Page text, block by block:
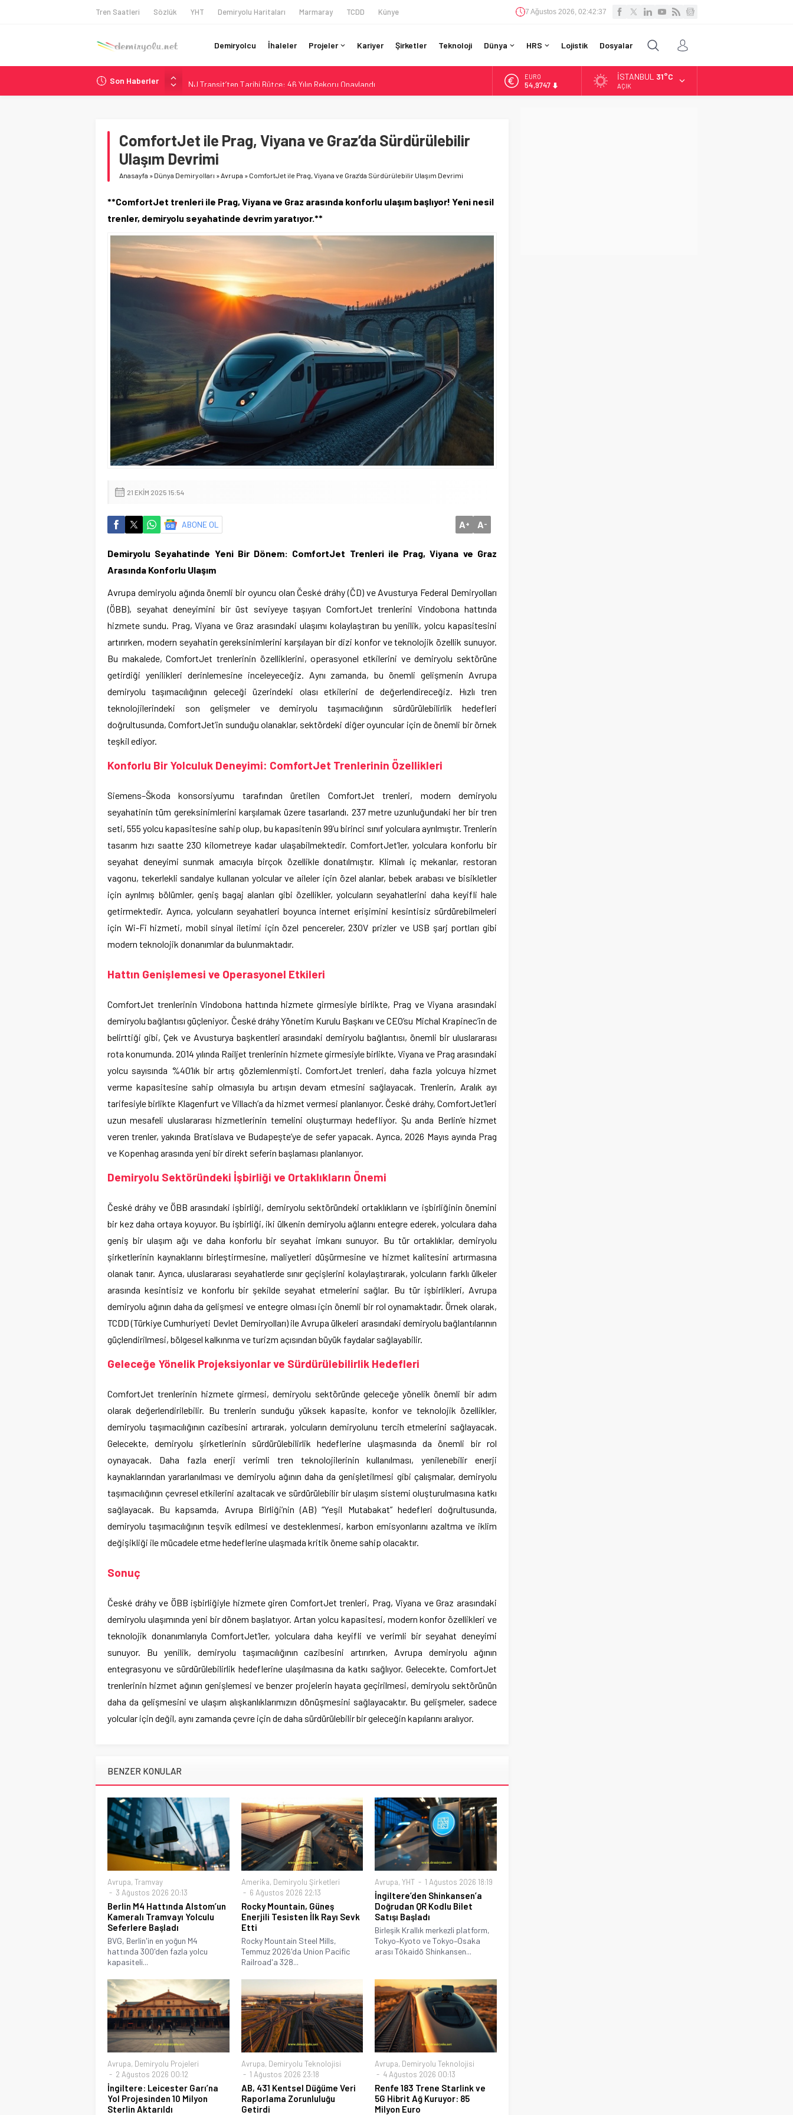
Tren Saatleri Sözlük YHT Demiryolu Haritaları Marmaray TCDD Künye 7 Ağustos 2026, 02:42:38
Demiryolcu İhaleler Projeler Kariyer Şirketler Teknoloji Dünya HRS Lojistik Dosyalar
Son Haberler
NJ Transit’ten Tarihi Bütçe: 46 Yılın Rekoru Onaylandı
Rocky Mountain, Güneş Enerjili Tesisten İlk Rayı Sevk Etti
Long Beach Limanı’na 58 Milyon Dolarlık Yeşil Yatırım Ödülü
Chicago’da Metra Polisi BVLOS Drone’larla Müdahale Süresini Kısalttı
ALTIN
6.499,25
İSTANBUL 31°C
AÇIK
ComfortJet ile Prag, Viyana ve Graz’da Sürdürülebilir
Ulaşım Devrimi
Anasayfa » Dünya Demiryolları »Avrupa » ComfortJet ile Prag, Viyana ve Graz’da Sürdürülebilir Ulaşım Devrimi
**ComfortJet trenleri ile Prag, Viyana ve Graz arasında konforlu ulaşım başlıyor! Yeni nesil
trenler, demiryolu seyahatinde devrim yaratıyor.**
21 EKIM 2025 15:54
ABONE OL A+ A-
Demiryolu Seyahatinde Yeni Bir Dönem: ComfortJet Trenleri ile Prag, Viyana ve Graz
Arasında Konforlu Ulaşım
Avrupa demiryolu ağında önemli bir oyuncu olan České dráhy (ČD) ve Avusturya Federal Demiryolları
(ÖBB), seyahat deneyimini bir üst seviyeye taşıyan ComfortJet trenlerini Vindobona hattında
hizmete sundu. Prag, Viyana ve Graz arasındaki ulaşımı kolaylaştıran bu yenilik, yolcu kapasitesini
artırırken, modern seyahatin gereksinimlerini karşılayan bir dizi konfor ve teknolojik özellik sunuyor.
Bu makalede, ComfortJet trenlerinin özelliklerini, operasyonel etkilerini ve demiryolu sektörüne
getirdiği yenilikleri derinlemesine inceleyeceğiz. Aynı zamanda, bu önemli gelişmenin Avrupa
demiryolu taşımacılığının geleceği üzerindeki olası etkilerini de değerlendireceğiz. Hızlı tren
teknolojilerindeki son gelişmeler ve demiryolu taşımacılığının sürdürülebilirlik hedefleri
doğrultusunda, ComfortJet’in sunduğu olanaklar, sektördeki diğer oyuncular için de önemli bir örnek
teşkil ediyor.
Konforlu Bir Yolculuk Deneyimi: ComfortJet Trenlerinin Özellikleri
Siemens–Škoda konsorsiyumu tarafından üretilen ComfortJet trenleri, modern demiryolu
seyahatinin tüm gereksinimlerini karşılamak üzere tasarlandı. 237 metre uzunluğundaki her bir tren
seti, 555 yolcu kapasitesine sahip olup, bu kapasitenin 99’u birinci sınıf yolculara ayrılmıştır. Trenlerin
tasarım hızı saatte 230 kilometreye kadar ulaşabilmektedir. ComfortJet’ler, yolculara konforlu bir
seyahat deneyimi sunmak amacıyla birçok özellikle donatılmıştır. Klimalı iç mekanlar, restoran
vagonu, tekerlekli sandalye kullanan yolcular ve aileler için özel alanlar, bebek arabası ve bisikletler
için ayrılmış bölümler, geniş bagaj alanları gibi özellikler, yolcuların seyahatlerini daha keyifli hale
getirmektedir. Ayrıca, yolcuların seyahatleri boyunca internet erişimini kesintisiz sürdürebilmeleri
için Wi-Fi hizmeti, mobil sinyal iletimi için özel pencereler, 230V prizler ve USB şarj portları gibi
modern teknolojik donanımlar da bulunmaktadır.
Hattın Genişlemesi ve Operasyonel Etkileri
ComfortJet trenlerinin Vindobona hattında hizmete girmesiyle birlikte, Prag ve Viyana arasındaki
demiryolu bağlantısı güçleniyor. České dráhy Yönetim Kurulu Başkanı ve CEO’su Michal Krapinec’in de
belirttiği gibi, Çek ve Avusturya başkentleri arasındaki demiryolu bağlantısı, önemli bir uluslararası
rota konumunda. 2014 yılında Railjet trenlerinin hizmete girmesiyle birlikte, Viyana ve Prag arasındaki
yolcu sayısında %40’lık bir artış gözlemlenmişti. ComfortJet trenleri, daha fazla yolcuya hizmet
verme kapasitesine sahip olmasıyla bu artışın devam etmesini sağlayacak. Trenlerin, Aralık ayı
tarifesiyle birlikte Klagenfurt ve Villach’a da hizmet vermesi planlanıyor. České dráhy, ComfortJet’leri
uzun mesafeli uluslararası hizmetlerinin temelini oluşturmayı hedefliyor. Şu anda Berlin’e hizmet
veren trenler, yakında Bratislava ve Budapeşte’ye de sefer yapacak. Ayrıca, 2026 Mayıs ayında Prag
ve Kopenhag arasında yeni bir direkt seferin başlaması planlanıyor.
Demiryolu Sektöründeki İşbirliği ve Ortaklıkların Önemi
České dráhy ve ÖBB arasındaki işbirliği, demiryolu sektöründeki ortaklıkların ve işbirliğinin önemini
bir kez daha ortaya koyuyor. Bu işbirliği, iki ülkenin demiryolu ağlarını entegre ederek, yolculara daha
geniş bir ulaşım ağı ve daha konforlu bir seyahat imkanı sunuyor. Bu tür ortaklıklar, demiryolu
şirketlerinin kaynaklarını birleştirmesine, maliyetleri düşürmesine ve hizmet kalitesini artırmasına
olanak tanır. Ayrıca, uluslararası seyahatlerde sınır geçişlerini kolaylaştırarak, yolcuların farklı ülkeler
arasında kesintisiz ve konforlu bir şekilde seyahat etmelerini sağlar. Bu tür işbirlikleri, Avrupa
demiryolu ağının daha da gelişmesi ve entegre olması için önemli bir rol oynamaktadır. Örnek olarak,
TCDD (Türkiye Cumhuriyeti Devlet Demiryolları) ile Avrupa ülkeleri arasındaki demiryolu bağlantılarının
güçlendirilmesi, bölgesel kalkınma ve turizm açısından büyük faydalar sağlayabilir.
Geleceğe Yönelik Projeksiyonlar ve Sürdürülebilirlik Hedefleri
ComfortJet trenlerinin hizmete girmesi, demiryolu sektöründe geleceğe yönelik önemli bir adım
olarak değerlendirilebilir. Bu trenlerin sunduğu yüksek kapasite, konfor ve teknolojik özellikler,
demiryolu taşımacılığının cazibesini artırarak, yolcuların demiryolunu tercih etmelerini sağlayacak.
Gelecekte, demiryolu şirketlerinin sürdürülebilirlik hedeflerine ulaşmasında da önemli bir rol
oynayacak. Daha fazla enerji verimli tren teknolojilerinin kullanılması, yenilenebilir enerji
kaynaklarından yararlanılması ve demiryolu ağının daha da genişletilmesi gibi çalışmalar, demiryolu
taşımacılığının çevresel etkilerini azaltacak ve sürdürülebilir bir ulaşım sistemi oluşturulmasına katkı
sağlayacak. Bu kapsamda, Avrupa Birliği’nin (AB) “Yeşil Mutabakat” hedefleri doğrultusunda,
demiryolu taşımacılığının teşvik edilmesi ve desteklenmesi, karbon emisyonlarını azaltma ve iklim
değişikliği ile mücadele etme hedeflerine ulaşmada kritik öneme sahip olacaktır.
Sonuç
České dráhy ve ÖBB işbirliğiyle hizmete giren ComfortJet trenleri, Prag, Viyana ve Graz arasındaki
demiryolu ulaşımında yeni bir dönem başlatıyor. Artan yolcu kapasitesi, modern konfor özellikleri ve
teknolojik donanımlarıyla ComfortJet’ler, yolculara daha keyifli ve verimli bir seyahat deneyimi
sunuyor. Bu yenilik, demiryolu taşımacılığının cazibesini artırırken, Avrupa demiryolu ağının
entegrasyonu ve sürdürülebilirlik hedeflerine ulaşılmasına da katkı sağlıyor. Gelecekte, ComfortJet
trenlerinin hizmet ağının genişlemesi ve benzer projelerin hayata geçirilmesi, demiryolu sektörünün
daha da gelişmesini ve ulaşım alışkanlıklarımızın dönüşmesini sağlayacaktır. Bu gelişmeler, sadece
yolcular için değil, aynı zamanda çevre için de daha sürdürülebilir bir geleceğin kapılarını aralıyor.
BENZER KONULAR
Avrupa, Tramvay
3 Ağustos 2026 20:13
Berlin M4 Hattında Alstom’un
Kameralı Tramvayı Yolculu
Seferlere Başladı
BVG, Berlin'in en yoğun M4
hattında 300'den fazla yolcu
kapasiteli...
Amerika, Demiryolu Şirketleri
6 Ağustos 2026 22:13
Rocky Mountain, Güneş
Enerjili Tesisten İlk Rayı Sevk
Etti
Rocky Mountain Steel Mills,
Temmuz 2026'da Union Pacific
Railroad'a 328...
Avrupa,YHT 1 Ağustos 2026 18:19
İngiltere’den Shinkansen’a
Doğrudan QR Kodlu Bilet
Satışı Başladı
Birleşik Krallık merkezli platform,
Tokyo–Kyoto ve Tokyo–Osaka
arası Tōkaidō Shinkansen...
Avrupa, Demiryolu Projeleri
2 Ağustos 2026 00:12
İngiltere: Leicester Garı’na
Yol Projesinden 10 Milyon
Sterlin Aktarıldı
Avrupa, Demiryolu Teknolojisi
1 Ağustos 2026 23:18
AB, 431 Kentsel Düğüme Veri
Raporlama Zorunluluğu
Getirdi
Avrupa, Demiryolu Teknolojisi
4 Ağustos 2026 00:13
Renfe 183 Trene Starlink ve
5G Hibrit Ağ Kuruyor: 85
Milyon Euro